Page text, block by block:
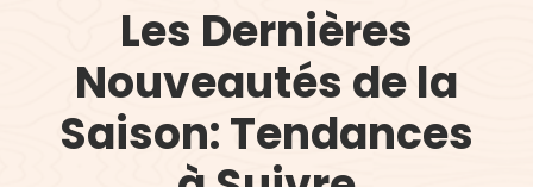
Les Dernières
Nouveautés de la
Saison: Tendances